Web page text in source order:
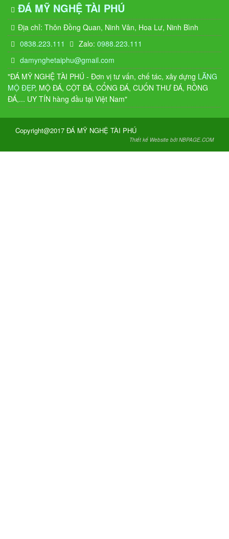
ĐÁ MỸ NGHỆ TÀI PHÚ
Địa chỉ: Thôn Đồng Quan, Ninh Vân, Hoa Lư, Ninh Bình
0838.223.111
Zalo:0988.223.111
damynghetaiphu@gmail.com
"ĐÁ MỸ NGHỆ TÀI PHÚ - Đơn vị tư vấn, chế tác, xây dựng LĂNG
MỘ ĐẸP, MỘ ĐÁ, CỘT ĐÁ, CỔNG ĐÁ, CUỐN THƯ ĐÁ, RỒNG
ĐÁ,... UY TÍN hàng đầu tại Việt Nam"
Copyright@2017 ĐÁ MỸ NGHỆ TÀI PHÚ
Thiết kế Website bởi NBPAGE.COM